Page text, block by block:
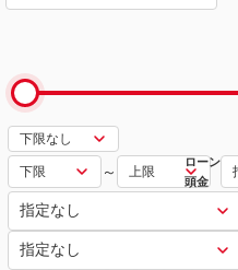
～
ローン
頭金